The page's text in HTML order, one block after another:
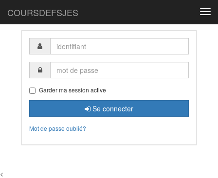
COURSDEFSJES
identifiant
mot
Garder ma session active
Se connecter
Mot de passe oublié?
<